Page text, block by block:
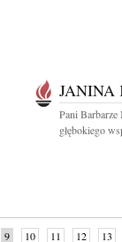
JANINA
Pani
głębokiego
9 10 11 12 13